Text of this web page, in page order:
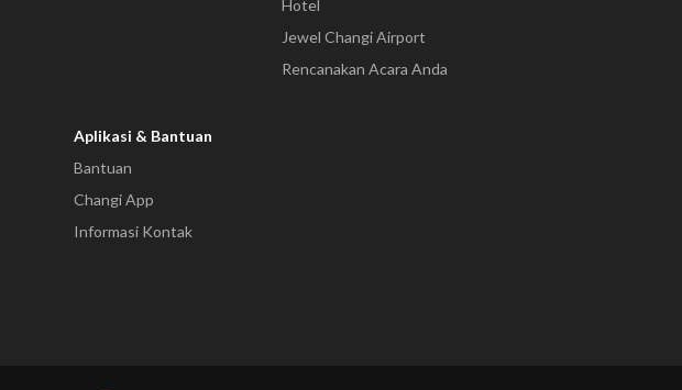
Hotel
Jewel Changi Airport
Rencanakan Acara Anda
Aplikasi & Bantuan
Bantuan
Changi App
Informasi Kontak